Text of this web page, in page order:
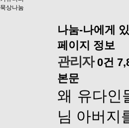
묵상나눔
나눔-나에게
페이지 정보
관리자 0건
본문
왜 유다인
님 아버지